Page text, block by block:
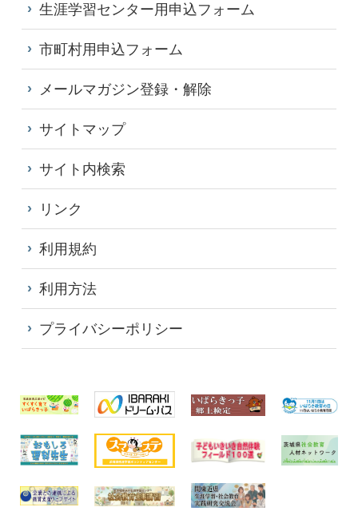
生涯学習センター用申込フォーム
市町村用申込フォーム
メールマガジン登録・解除
サイトマップ
サイト内検索
リンク
利用規約
利用方法
プライバシーポリシー